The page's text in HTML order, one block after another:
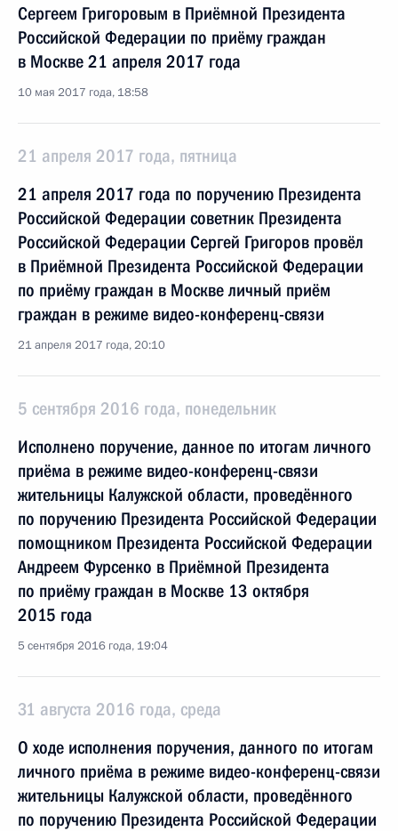
Сергеем Григоровым в Приёмной Президента
Российской Федерации по приёму граждан
в Москве 21 апреля 2017 года
10 мая 2017 года, 18:58
21 апреля 2017 года, пятница
21 апреля 2017 года по поручению Президента
Российской Федерации советник Президента
Российской Федерации Сергей Григоров провёл
в Приёмной Президента Российской Федерации
по приёму граждан в Москве личный приём
граждан в режиме видео-конференц-связи
21 апреля 2017 года, 20:10
5 сентября 2016 года, понедельник
Исполнено поручение, данное по итогам личного
приёма в режиме видео-конференц-связи
жительницы Калужской области, проведённого
по поручению Президента Российской Федерации
помощником Президента Российской Федерации
Андреем Фурсенко в Приёмной Президента
по приёму граждан в Москве 13 октября
2015 года
5 сентября 2016 года, 19:04
31 августа 2016 года, среда
О ходе исполнения поручения, данного по итогам
личного приёма в режиме видео-конференц-связи
жительницы Калужской области, проведённого
по поручению Президента Российской Федерации